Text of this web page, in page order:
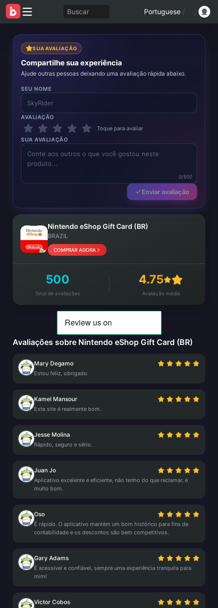
Buscar Portuguese /
SUA AVALIAÇÃO
Compartilhe sua experiência
Ajude outras pessoas deixando uma avaliação rápida abaixo.
SEU NOME
AVALIAÇÃO
Toque para avaliar
SUA AVALIAÇÃO
0/500
Enviar avaliação
Nintendo eShop Gift Card (BR)
BRAZIL
COMPRAR AGORA
500
Total de avaliações
4.75
Avaliação média
Avaliações sobre Nintendo eShop Gift Card (BR)
Mary Degamo
Estou feliz, obrigado.
Kamel Mansour
Este site é realmente bom.
Jesse Molina
Rápido, seguro e sério.
Juan Jo
Aplicativo excelente e eficiente, não tenho do que reclamar, é
muito bom.
Oso
É rápido. O aplicativo mantém um bom histórico para fins de
contabilidade e os descontos são bem competitivos.
Gary Adams
É acessível e confiável, sempre uma experiência tranquila para
mim!
Victor Cobos